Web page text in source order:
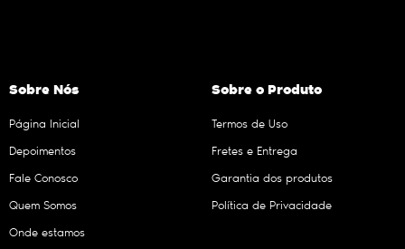
Sobre Nós
Página Inicial
Depoimentos
Fale Conosco
Quem Somos
Onde estamos
Sobre o Produto
Termos de Uso
Fretes e Entrega
Garantia dos produtos
Política de Privacidade